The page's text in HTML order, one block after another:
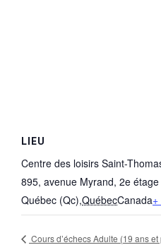
LIEU
Centre des loisirs Saint-
895, avenue Myrand, 2e étage
Québec (Qc),QuébecCanada
Cours d’échecs Adulte (19 ans et